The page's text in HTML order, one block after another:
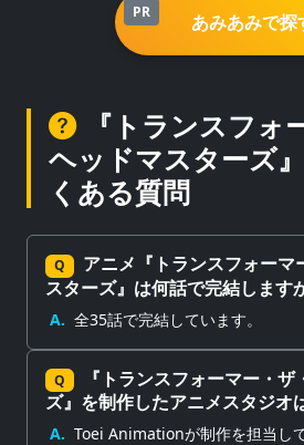
PR あみあみで探
『トランスフォ
ヘッドマスターズ
くある質問
Q
アニメ『トランスフォーマ
スターズ』は何話で完結します
A. 全35話で完結しています。
Q
『トランスフォーマー・
ズ』を制作したアニメスタジオ
A. Toei Animationが制作を担当して